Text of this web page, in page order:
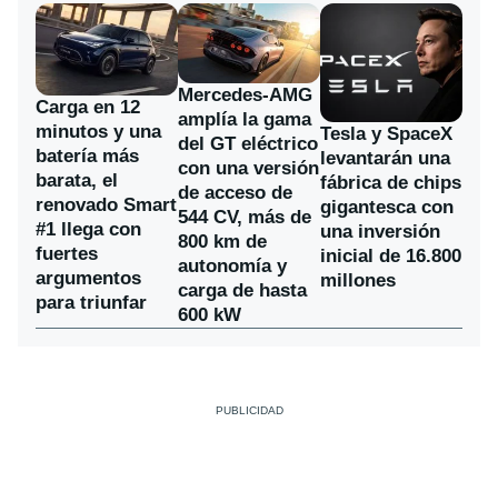
Carga en 12
minutos y una
batería más
barata, el
renovado Smart
#1 llega con
fuertes
argumentos
para triunfar
Mercedes-AMG
amplía la gama
del GT eléctrico
con una versión
de acceso de
544 CV, más de
800 km de
autonomía y
carga de hasta
600 kW
Tesla y SpaceX
levantarán una
fábrica de chips
gigantesca con
una inversión
inicial de 16.800
millones